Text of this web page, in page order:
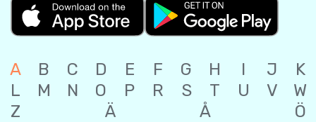
A B C D E F G H I J
K
L
M N O P R S T U V
W
Z
Ä Å Ö